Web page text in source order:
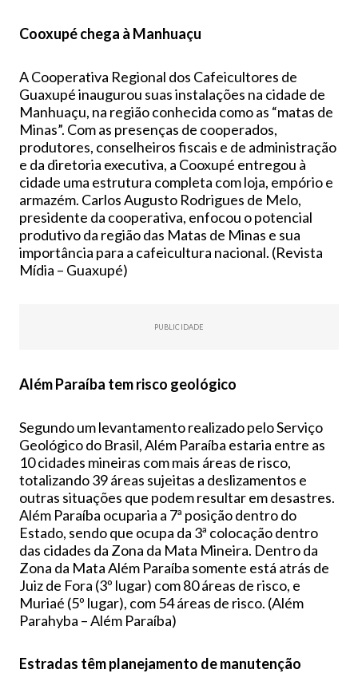
Cooxupé chega à Manhuaçu
A Cooperativa Regional dos Cafeicultores de
Guaxupé inaugurou suas instalações na cidade de
Manhuaçu, na região conhecida como as “matas de
Minas”. Com as presenças de cooperados,
produtores, conselheiros fiscais e de administração
e da diretoria executiva, a Cooxupé entregou à
cidade uma estrutura completa com loja, empório e
armazém. Carlos Augusto Rodrigues de Melo,
presidente da cooperativa, enfocou o potencial
produtivo da região das Matas de Minas e sua
importância para a cafeicultura nacional. (Revista
Mídia – Guaxupé)
PUBLICIDADE
Além Paraíba tem risco geológico
Segundo um levantamento realizado pelo Serviço
Geológico do Brasil, Além Paraíba estaria entre as
10 cidades mineiras com mais áreas de risco,
totalizando 39 áreas sujeitas a deslizamentos e
outras situações que podem resultar em desastres.
Além Paraíba ocuparia a 7ª posição dentro do
Estado, sendo que ocupa da 3ª colocação dentro
das cidades da Zona da Mata Mineira. Dentro da
Zona da Mata Além Paraíba somente está atrás de
Juiz de Fora (3º lugar) com 80 áreas de risco, e
Muriaé (5º lugar), com 54 áreas de risco. (Além
Parahyba – Além Paraíba)
Estradas têm planejamento de manutenção